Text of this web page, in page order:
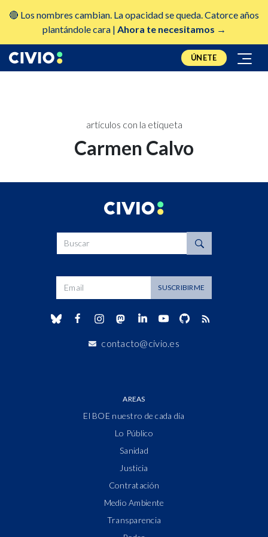
🔴 Los nombres cambian. La opacidad se queda. Catorce años
plantándole cara | Ahora te necesitamos →
ÚNETE
artículos con la etiqueta
Carmen Calvo
Buscar
Dirección de correo SUSCRIBIRME
contacto@civio.es
AREAS
El BOE nuestro de cada día
Lo Público
Sanidad
Justicia
Contratación
Medio Ambiente
Transparencia